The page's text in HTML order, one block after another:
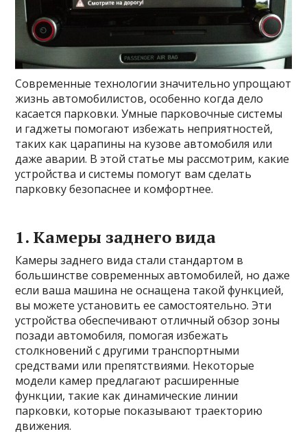
Современные технологии значительно упрощают
жизнь автомобилистов, особенно когда дело
касается парковки. Умные парковочные системы
и гаджеты помогают избежать неприятностей,
таких как царапины на кузове автомобиля или
даже аварии. В этой статье мы рассмотрим, какие
устройства и системы помогут вам сделать
парковку безопаснее и комфортнее.
1. Камеры заднего вида
Камеры заднего вида стали стандартом в
большинстве современных автомобилей, но даже
если ваша машина не оснащена такой функцией,
вы можете установить ее самостоятельно. Эти
устройства обеспечивают отличный обзор зоны
позади автомобиля, помогая избежать
столкновений с другими транспортными
средствами или препятствиями. Некоторые
модели камер предлагают расширенные
функции, такие как динамические линии
парковки, которые показывают траекторию
движения.